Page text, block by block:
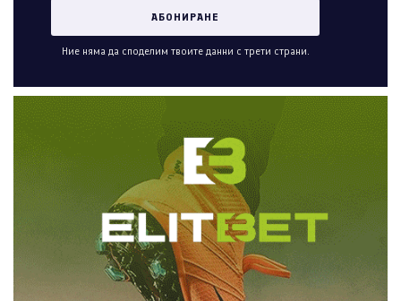
Ние няма да споделим твоите данни с трети страни.